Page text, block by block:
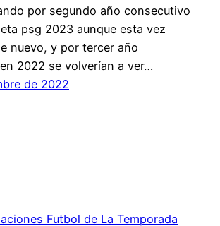
por segundo año consecutivo
psg 2023 aunque esta vez
nuevo, y por tercer año
2022 se volverían a ver…
de 2022
Futbol de La Temporada